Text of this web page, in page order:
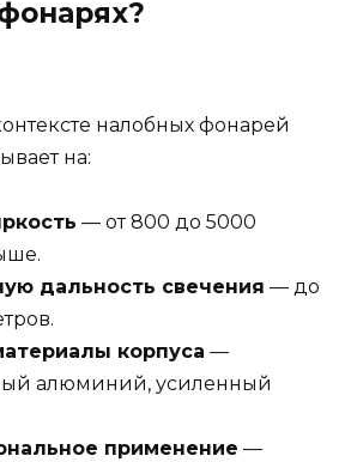
налобных фонарей
на:
— от 800 до 5000
дальность свечения — до
корпуса —
алюминий, усиленный
применение —